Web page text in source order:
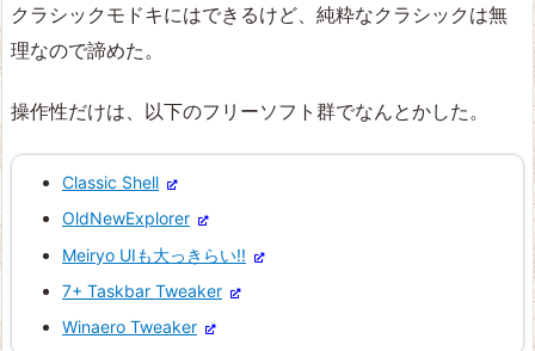
クラシックモドキにはできるけど、純粋なクラシックは無
理なので諦めた。
操作性だけは、以下のフリーソフト群でなんとかした。
Classic Shell
OldNewExplorer
Meiryo UIも大っきらい!!
7+ Taskbar Tweaker
Winaero Tweaker